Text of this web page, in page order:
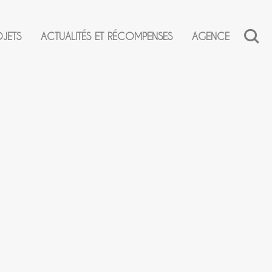
ACTUALITÉS ET RÉCOMPENSES AGENCE